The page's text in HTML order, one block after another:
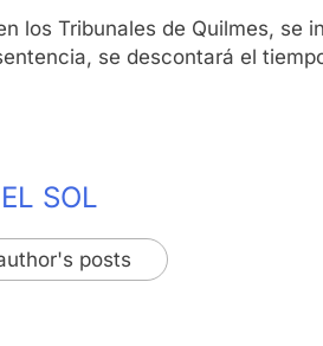
los Tribunales de Quilmes,
se descontará el
SOL
posts